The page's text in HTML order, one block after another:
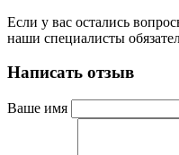
Если у вас остались
наши специалисты
Написать отзыв
Ваше имя